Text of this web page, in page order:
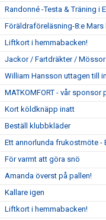
Randonné -Testa & Träning i
Föräldraföreläsning-8:e Mars
Liftkort i hemmabacken!
Jackor / Fartdräkter / Mössor
William Hansson uttagen till
MATKOMFORT - vår sponsor
Kort köldknäpp inatt
Beställ klubbkläder
Ett annorlunda frukostmöte -
För varmt att göra snö
Amanda överst på pallen!
Kallare igen
Liftkort i hemmabacken!